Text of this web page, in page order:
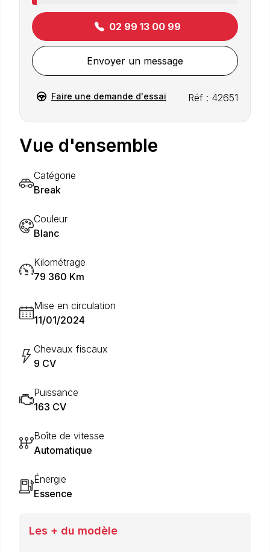
02 99 13 00 99
Envoyer un message
Faire une demande d'essai Réf : 42651
Vue d'ensemble
Catégorie
Break
Couleur
Blanc
Kilométrage
79 360 Km
Mise en circulation
11/01/2024
Chevaux fiscaux
9 CV
Puissance
163 CV
Boîte de vitesse
Automatique
Énergie
Essence
Les + du modèle